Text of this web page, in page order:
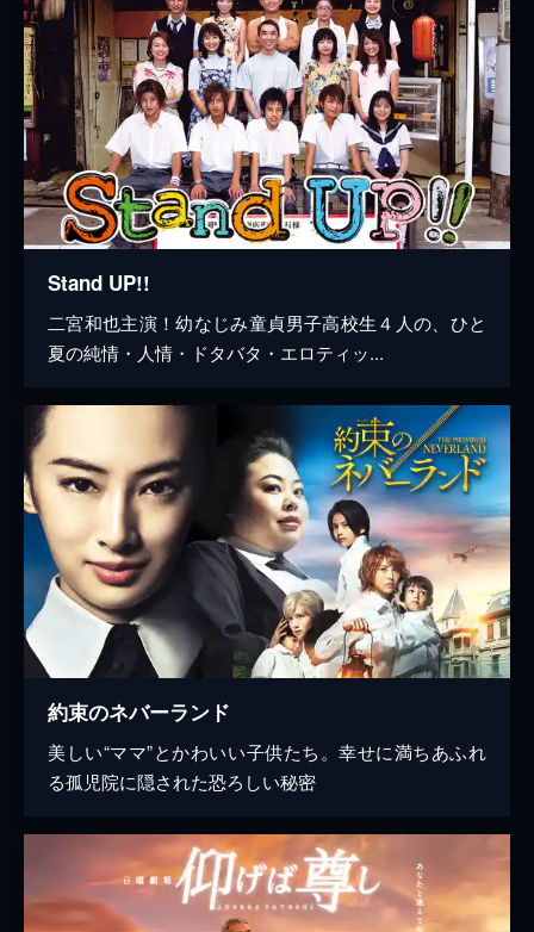
Stand UP!!
二宮和也主演！幼なじみ童貞男子高校生４人の、ひと
夏の純情・人情・ドタバタ・エロティッ...
約束のネバーランド
美しい“ママ”とかわいい子供たち。幸せに満ちあふれ
る孤児院に隠された恐ろしい秘密